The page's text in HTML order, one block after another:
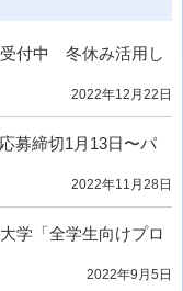
受付中 冬休み活用し
2022年12月22日
募締切1月13日〜パ
2022年11月28日
学「全学生向けプロ
2022年9月5日